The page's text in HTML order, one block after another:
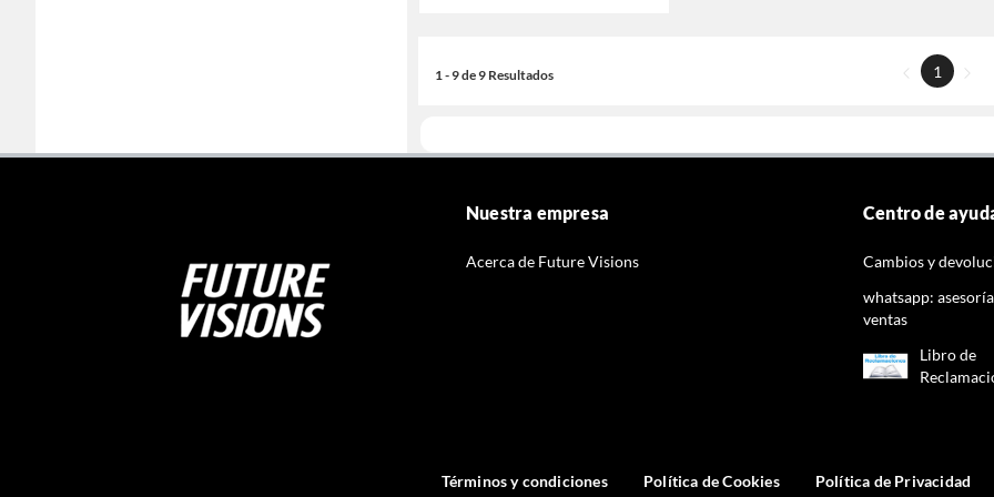
1 - 9 de 9 Resultados 1
Nuestra empresa
Acerca de Future Visions
Centro de
Cambios y
whatsapp:
ventas
Libro de
Términos y condiciones Política de Cookies Política de Privacidad